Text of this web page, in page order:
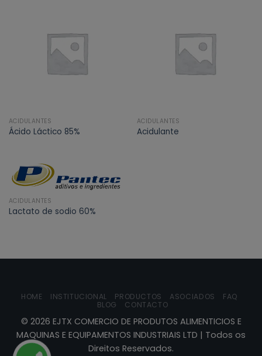
ACIDULANTES
Ácido Láctico 85%
ACIDULANTES
Acidulante
ACIDULANTES
Lactato de sodio 60%
HOME INSTITUCIONAL PRODUCTOS ASOCIADOS
FAQ
BLOG
CONTACTO
© 2026 EJTX COMERCIO DE PRODUTOS ALIMENTICIOS E
MAQUINAS E EQUIPAMENTOS INDUSTRIAIS LTD | Todos os
Direitos Reservados.